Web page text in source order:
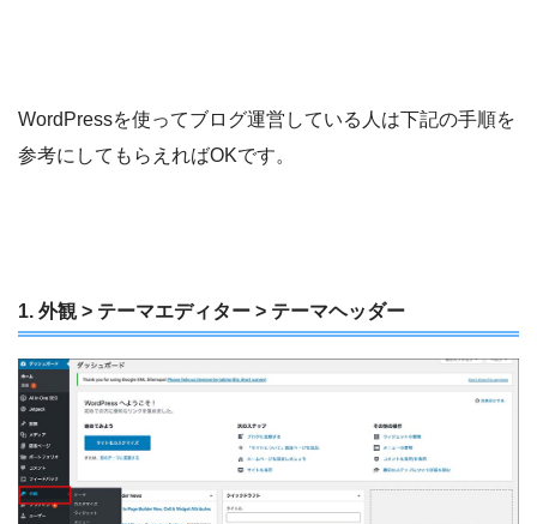
WordPressを使ってブログ運営している人は下記の手順を
参考にしてもらえればOKです。
1. 外観 > テーマエディター > テーマヘッダー